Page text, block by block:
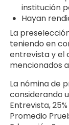
institución
Hayan
La
teniendo en
entrevista y el
mencionados
La nómina de
considerando
Entrevista,
Promedio